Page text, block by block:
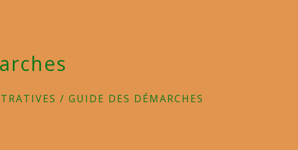
/ GUIDE DES DÉMARCHES